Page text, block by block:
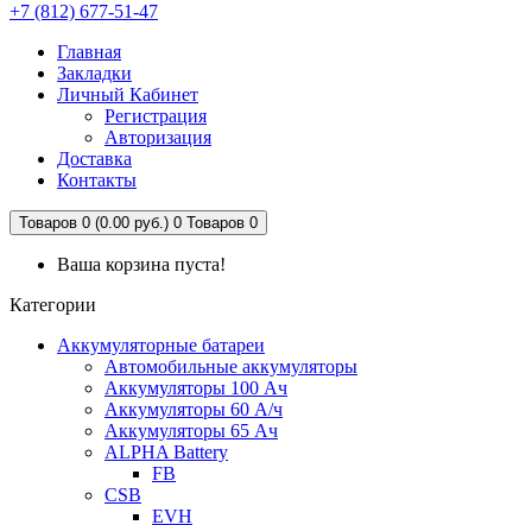
+7 (812) 677-51-47
Главная
Закладки
Личный Кабинет
Регистрация
Авторизация
Доставка
Контакты
Товаров 0 (0.00 руб.) 0 Товаров 0
Ваша корзина пуста!
Категории
Аккумуляторные батареи
Автомобильные аккумуляторы
Аккумуляторы 100 Ач
Аккумуляторы 60 А/ч
Аккумуляторы 65 Ач
ALPHA Battery
FB
CSB
EVH